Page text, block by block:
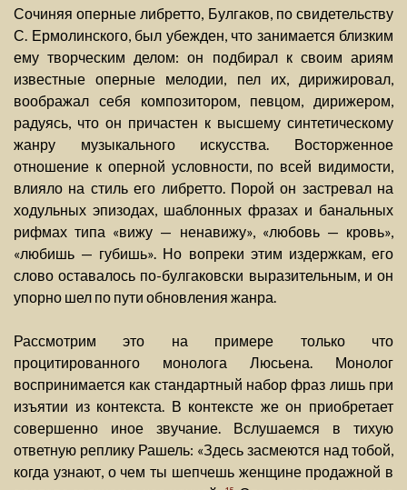
Сочиняя оперные либретто, Булгаков, по свидетельству
С. Ермолинского, был убежден, что занимается близким
ему творческим делом: он подбирал к своим ариям
известные оперные мелодии, пел их, дирижировал,
воображал себя композитором, певцом, дирижером,
радуясь, что он причастен к высшему синтетическому
жанру музыкального искусства. Восторженное
отношение к оперной условности, по всей видимости,
влияло на стиль его либретто. Порой он застревал на
ходульных эпизодах, шаблонных фразах и банальных
рифмах типа «вижу — ненавижу», «любовь — кровь»,
«любишь — губишь». Но вопреки этим издержкам, его
слово оставалось по-булгаковски выразительным, и он
упорно шел по пути обновления жанра.
Рассмотрим это на примере только что
процитированного монолога Люсьена. Монолог
воспринимается как стандартный набор фраз лишь при
изъятии из контекста. В контексте же он приобретает
совершенно иное звучание. Вслушаемся в тихую
ответную реплику Рашель: «Здесь засмеются над тобой,
когда узнают, о чем ты шепчешь женщине продажной в